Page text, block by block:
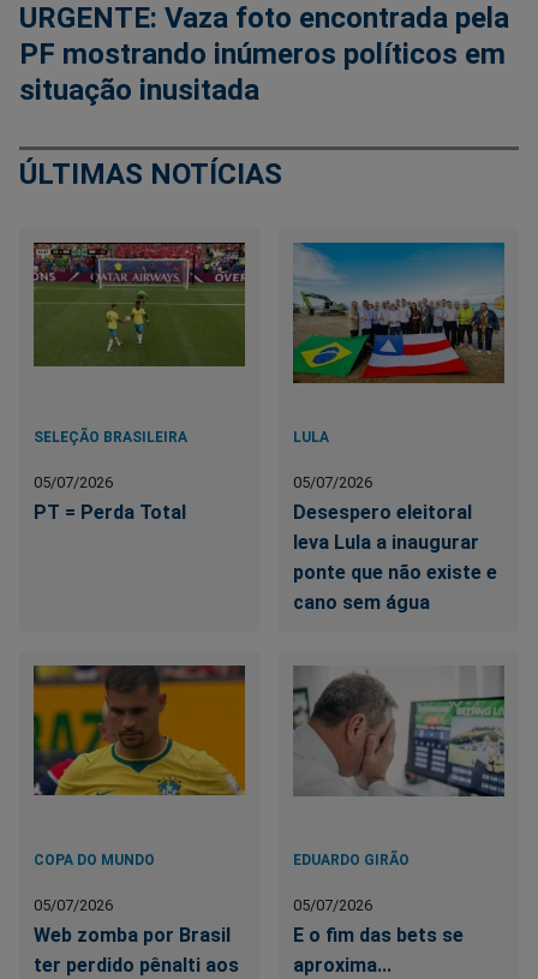
URGENTE: Vaza foto encontrada pela
PF mostrando inúmeros políticos em
situação inusitada
ÚLTIMAS NOTÍCIAS
SELEÇÃO BRASILEIRA
05/07/2026
PT = Perda Total
LULA
05/07/2026
Desespero eleitoral
leva Lula a inaugurar
ponte que não existe e
cano sem água
COPA DO MUNDO
05/07/2026
Web zomba por Brasil
ter perdido pênalti aos
EDUARDO GIRÃO
05/07/2026
E o fim das bets se
aproxima...